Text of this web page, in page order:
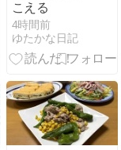
こえる
4時間前
ゆたかな日記